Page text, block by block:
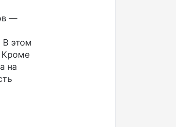
—
В этом
Кроме
на